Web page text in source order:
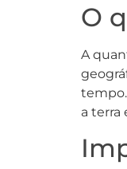
O
A
a terra